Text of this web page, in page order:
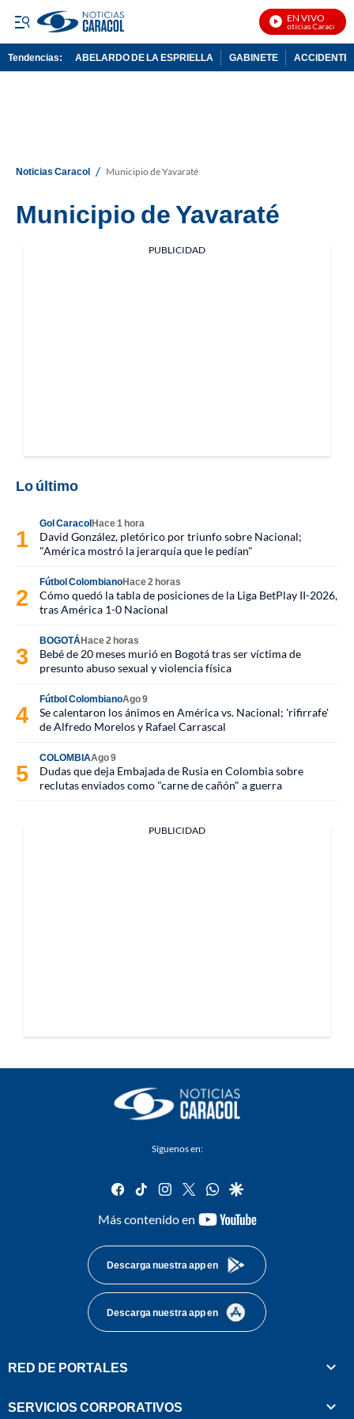
EN VIVO
Noticias Caracol En
Tendencias: ABELARDO DE LA ESPRIELLA GABINETE ACCIDENTE
Noticias Caracol / Municipio de Yavaraté
Municipio de Yavaraté
PUBLICIDAD
Lo último
Gol CaracolHace 1 hora
David González, pletórico por triunfo sobre Nacional;
"América mostró la jerarquía que le pedían"
Fútbol ColombianoHace 2 horas
Cómo quedó la tabla de posiciones de la Liga BetPlay II-2026,
tras América 1-0 Nacional
BOGOTÁHace 2 horas
Bebé de 20 meses murió en Bogotá tras ser víctima de
presunto abuso sexual y violencia física
Fútbol ColombianoAgo 9
Se calentaron los ánimos en América vs. Nacional; 'rifirrafe'
de Alfredo Morelos y Rafael Carrascal
COLOMBIAAgo 9
Dudas que deja Embajada de Rusia en Colombia sobre
reclutas enviados como "carne de cañón" a guerra
PUBLICIDAD
Síguenos en:
facebook
tiktok instagram
twitterwhatsapp
google
Más contenido en
youtube-
Descarga nuestra app en
Descarga nuestra app en
RED DE PORTALES
SERVICIOS CORPORATIVOS